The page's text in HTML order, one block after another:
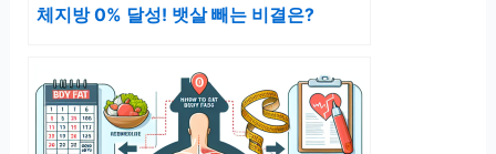
체지방 0% 달성! 뱃살 빼는 비결은?